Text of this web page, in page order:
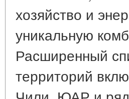
хозяйство и
уникальную
Расширенный
территорий